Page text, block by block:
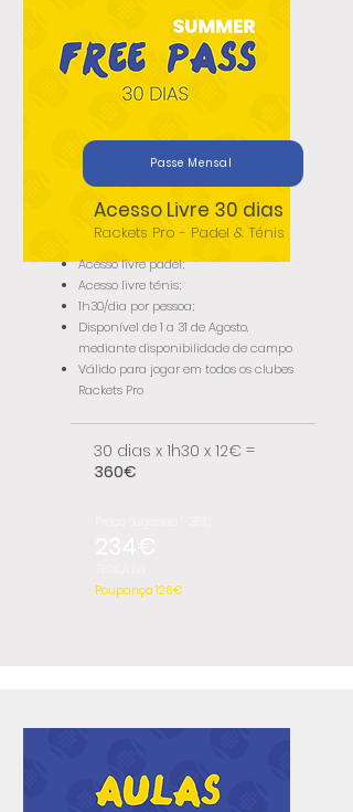
Passe Mensal
Acesso Livre 30 dias
Rackets Pro - Padel & Ténis
Acesso livre padel;
Acesso livre ténis;
1h30/dia por pessoa;
Disponível de 1 a 31 de Agosto,
mediante disponibilidade de campo
​Válido para jogar em todos os clubes
Rackets Pro
30 dias x 1h30 x 12€ =
360€
Poupança 126€